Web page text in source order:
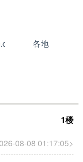
各地
08-08 01:17:05>
1楼